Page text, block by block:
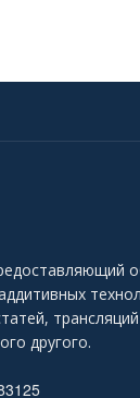
трансляций
другого.